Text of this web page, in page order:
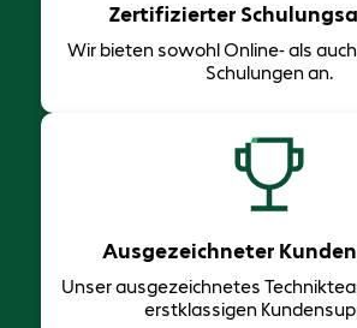
Zertifizierter
Wir bieten sowohl Online- als
Schulungen an.
Ausgezeichneter
Unser ausgezeichnetes
erstklassigen